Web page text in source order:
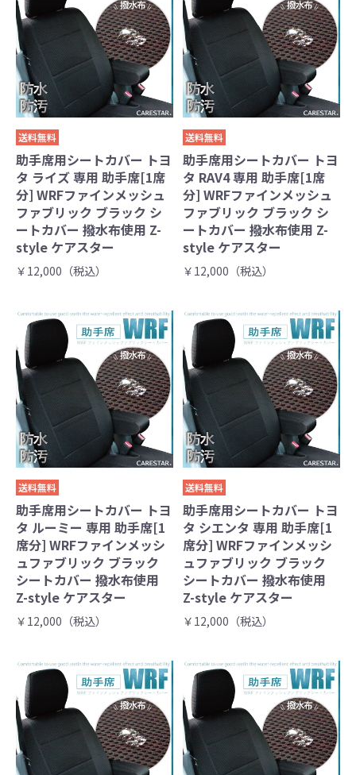
送料無料
助手席用シートカバー トヨ
タ ライズ 専用 助手席[1席
分] WRFファインメッシュ
ファブリック ブラック シ
ートカバー 撥水布使用 Z-
style ケアスター
￥12,000（税込）
送料無料
助手席用シートカバー トヨ
タ RAV4 専用 助手席[1席
分] WRFファインメッシュ
ファブリック ブラック シ
ートカバー 撥水布使用 Z-
style ケアスター
￥12,000（税込）
送料無料
助手席用シートカバー トヨ
タ ルーミー 専用 助手席[1
席分] WRFファインメッシ
ュファブリック ブラック
シートカバー 撥水布使用
Z-style ケアスター
￥12,000（税込）
送料無料
助手席用シートカバー トヨ
タ シエンタ 専用 助手席[1
席分] WRFファインメッシ
ュファブリック ブラック
シートカバー 撥水布使用
Z-style ケアスター
￥12,000（税込）